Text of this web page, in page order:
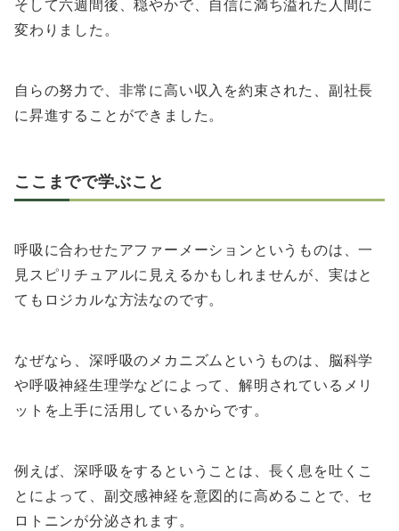
そして六週間後、穏やかで、自信に満ち溢れた人間に
変わりました。
自らの努力で、非常に高い収入を約束された、副社長
に昇進することができました。
ここまでで学ぶこと
呼吸に合わせたアファーメーションというものは、一
見スピリチュアルに見えるかもしれませんが、実はと
てもロジカルな方法なのです。
なぜなら、深呼吸のメカニズムというものは、脳科学
や呼吸神経生理学などによって、解明されているメリ
ットを上手に活用しているからです。
例えば、深呼吸をするということは、長く息を吐くこ
とによって、副交感神経を意図的に高めることで、セ
ロトニンが分泌されます。